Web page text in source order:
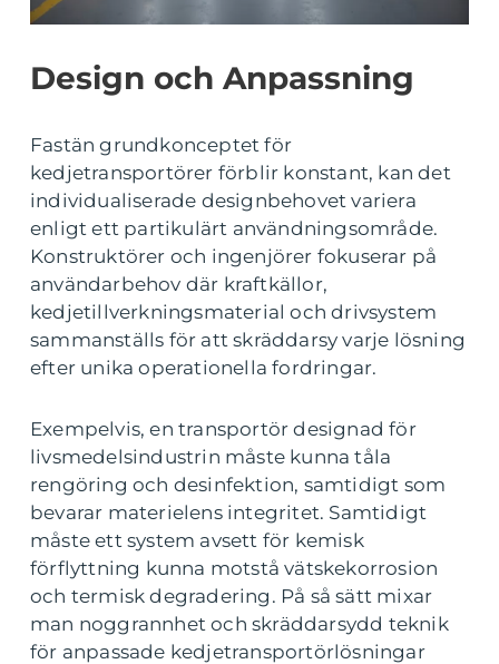
Design och Anpassning
Fastän grundkonceptet för
kedjetransportörer förblir konstant, kan det
individualiserade designbehovet variera
enligt ett partikulärt användningsområde.
Konstruktörer och ingenjörer fokuserar på
användarbehov där kraftkällor,
kedjetillverkningsmaterial och drivsystem
sammanställs för att skräddarsy varje lösning
efter unika operationella fordringar.
Exempelvis, en transportör designad för
livsmedelsindustrin måste kunna tåla
rengöring och desinfektion, samtidigt som
bevarar materielens integritet. Samtidigt
måste ett system avsett för kemisk
förflyttning kunna motstå vätskekorrosion
och termisk degradering. På så sätt mixar
man noggrannhet och skräddarsydd teknik
för anpassade kedjetransportörlösningar